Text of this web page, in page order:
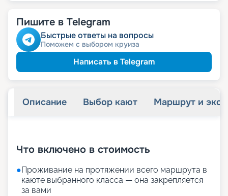
-3% от 164 211 ₽/ турист
Скидкапенсионерам
Пишите в Telegram
Быстрые ответы на вопросы
Поможем с выбором круиза
Написать в Telegram
Описание Выбор кают Маршрут и
Что включено в стоимость
●Проживание на протяжении всего маршрута в
каюте выбранного класса — она закрепляется
за вами